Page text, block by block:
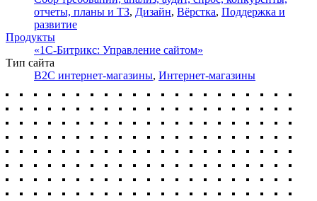
отчеты, планы и ТЗ, Дизайн, Вёрстка, Поддержка и
развитие
Продукты
«1С-Битрикс: Управление сайтом»
Тип сайта
B2C интернет-магазины, Интернет-магазины